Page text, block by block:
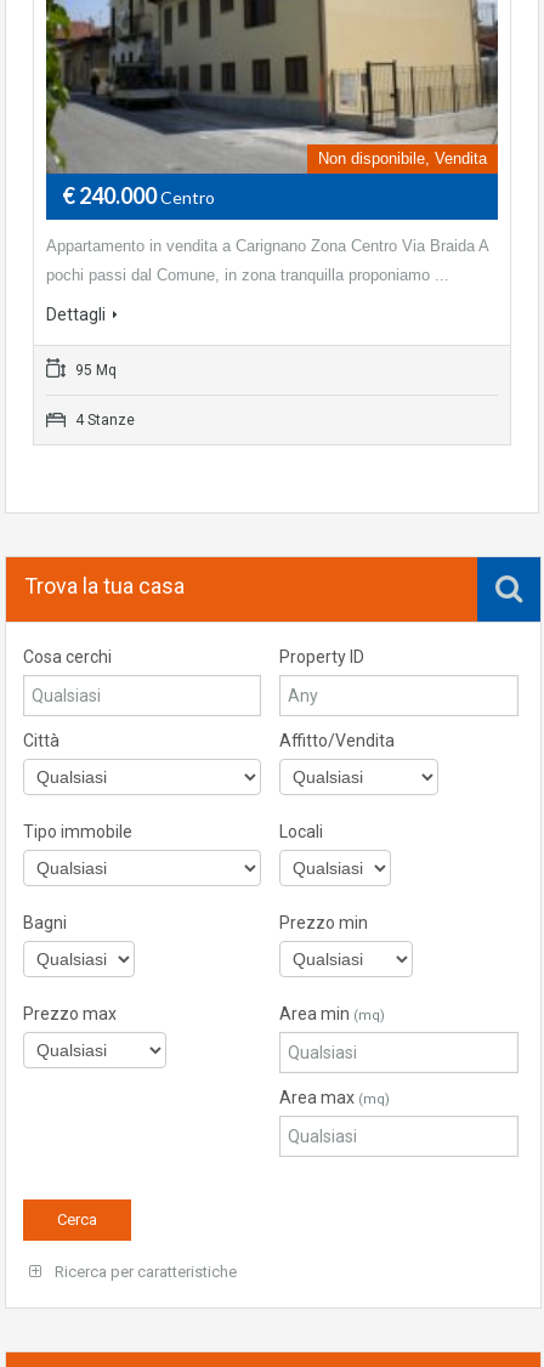
Non disponibile, Vendita
€ 240.000Centro
Appartamento in vendita a Carignano Zona Centro Via Braida A
pochi passi dal Comune, in zona tranquilla proponiamo ...
Dettagli
95 Mq
4 Stanze
Trova la tua casa
Cosa cerchi Property ID
Città Affitto/Vendita
Tipo immobile Locali
Bagni Prezzo min
Prezzo max Area min (mq)
Area max (mq)
Ricerca per caratteristiche